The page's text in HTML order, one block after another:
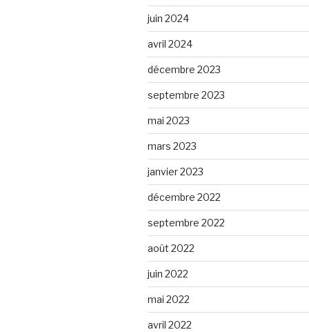
juin 2024
avril 2024
décembre 2023
septembre 2023
mai 2023
mars 2023
janvier 2023
décembre 2022
septembre 2022
août 2022
juin 2022
mai 2022
avril 2022